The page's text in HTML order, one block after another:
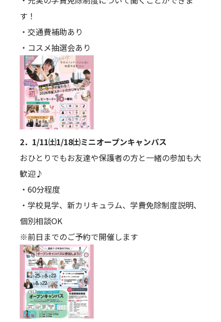
す！
・交通費補助あり
・コスメ抽選会あり
2．1/11㈯1/18㈯ミニオープンキャンパス
おひとりでもお友達や保護者の方と一緒の参加も大
歓迎♪
・60分程度
・学校見学、新カリキュラム、学費免除制度説明、
個別相談OK
※前日までのご予約で開催します